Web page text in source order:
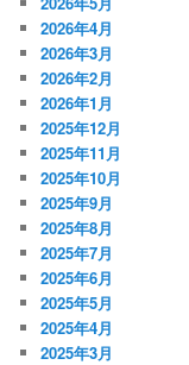
2026年4月
2026年3月
2026年2月
2026年1月
2025年12月
2025年11月
2025年10月
2025年9月
2025年8月
2025年7月
2025年6月
2025年5月
2025年4月
2025年3月